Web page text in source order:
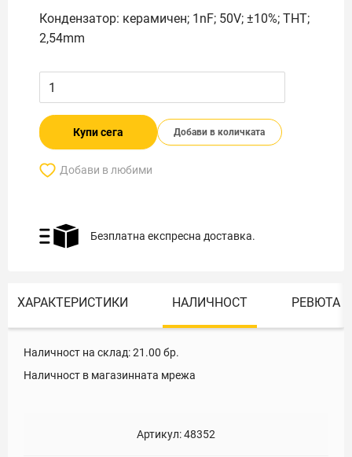
Кондензатор: керамичен; 1nF; 50V; ±10%; THT;
2,54mm
Купи сега Добави в количката
Добави в любими
Безплатна експресна доставка.
ХАРАКТЕРИСТИКИ НАЛИЧНОСТ РЕВЮТА
Наличност на склад:21.00 бр.
Наличност в магазинната мрежа
Артикул:48352